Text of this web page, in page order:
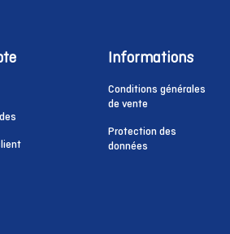
Informations
Conditions générales
de vente
Protection des
données